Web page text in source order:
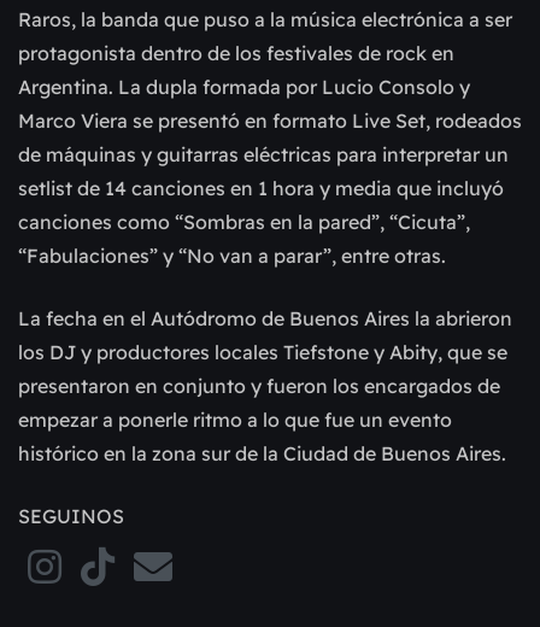
Raros, la banda que puso a la música electrónica a ser
protagonista dentro de los festivales de rock en
Argentina. La dupla formada por Lucio Consolo y
Marco Viera se presentó en formato Live Set, rodeados
de máquinas y guitarras eléctricas para interpretar un
setlist de 14 canciones en 1 hora y media que incluyó
canciones como “Sombras en la pared”, “Cicuta”,
“Fabulaciones” y “No van a parar”, entre otras.
La fecha en el Autódromo de Buenos Aires la abrieron
los DJ y productores locales Tiefstone y Abity, que se
presentaron en conjunto y fueron los encargados de
empezar a ponerle ritmo a lo que fue un evento
histórico en la zona sur de la Ciudad de Buenos Aires.
SEGUINOS